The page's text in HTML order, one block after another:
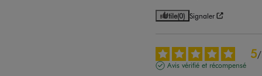
Utile(0) Signaler
5/
Avis vérifié et récompensé